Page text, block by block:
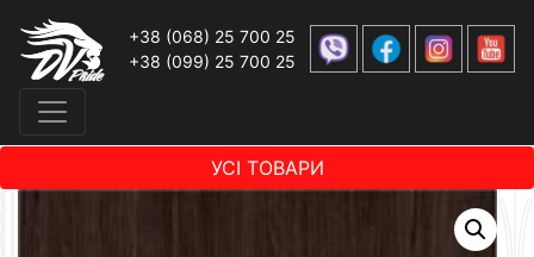
+38 (068) 25 700 25
+38 (099) 25 700 25
УСІ ТОВАРИ